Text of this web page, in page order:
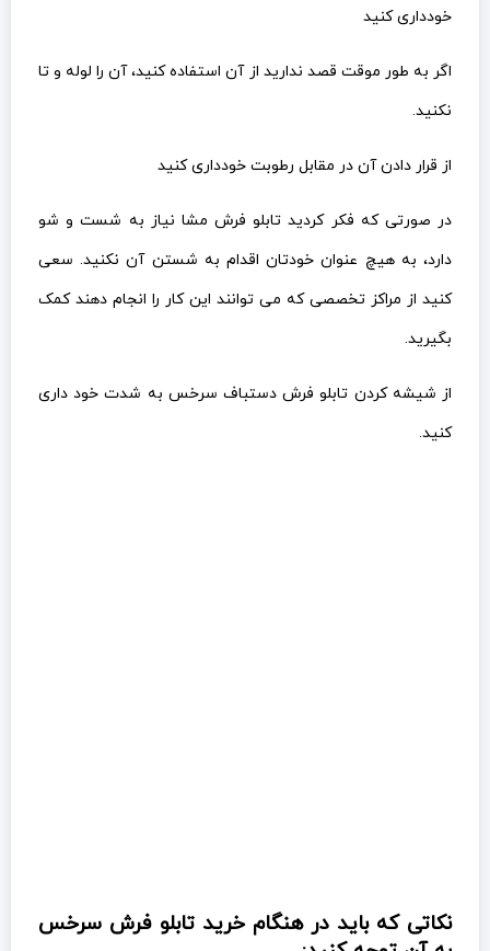
خودداری کنید
اگر به طور موقت قصد ندارید از آن استفاده کنید، آن را لوله و تا
نکنید.
از قرار دادن آن در مقابل رطوبت خودداری کنید
در صورتی که فکر کردید تابلو فرش مشا نیاز به شست و شو
دارد، به هیچ عنوان خودتان اقدام به شستن آن نکنید. سعی
کنید از مراکز تخصصی که می توانند این کار را انجام دهند کمک
بگیرید.
از شیشه کردن تابلو فرش دستباف سرخس به شدت خود داری
کنید.
نکاتی که باید در هنگام خرید تابلو فرش سرخس